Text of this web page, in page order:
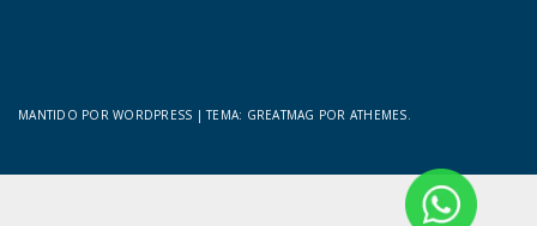
MANTIDO POR WORDPRESS |TEMA: GREATMAG POR ATHEMES.